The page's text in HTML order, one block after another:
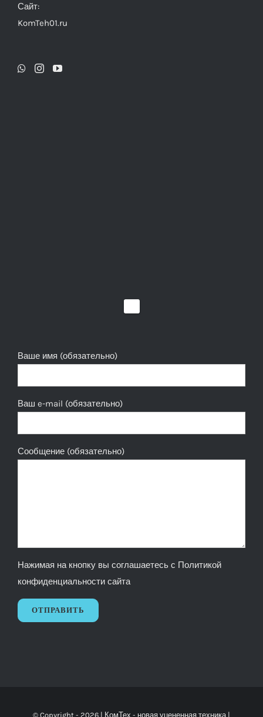
Сайт:
KomTeh01.ru
Ваше имя (обязательно)
Ваш e-mail (обязательно)
Сообщение (обязательно)
Нажимая на кнопку вы соглашаетесь с Политикой
конфиденциальности сайта
© Copyright - 2026 | КомТех - новая уцененная техника |